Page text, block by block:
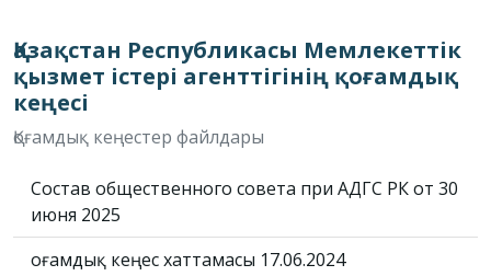
Қазақстан Республикасы Мемлекеттік
қызмет істері агенттігінің қоғамдық
кеңесі
Қоғамдық кеңестер файлдары
Состав общественного совета при АДГС РК от 30
июня 2025
Қоғамдық кеңес хаттамасы 17.06.2024